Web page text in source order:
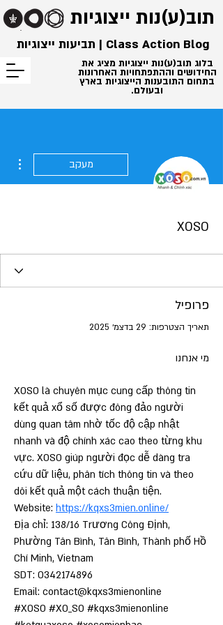
תוב(ע)נות ייצוגיות
בלוג תוב(ע)נות ייצוגיות מציג את
החידושים וההתפתחויות האחרונות
בתחום התובענות הייצוגיות בארץ
ובעולם.
Class Action Blog | תביעות ייצוגיות
מעקב
XOSO
פרופיל
תאריך הצטרפות: 29 בדצמ׳ 2025
מי אנחנו
XOSO là chuyên mục cung cấp thông tin
kết quả xổ số được đông đảo người
dùng quan tâm nhờ tốc độ cập nhật
nhanh và độ chính xác cao theo từng khu
vực. XOSO giúp người đọc dễ dàng tra
cứu dữ liệu, phân tích thông tin và theo
dõi kết quả một cách thuận tiện.
Website: https://kqxs3mien.online/
Địa chỉ: 138/16 Trương Công Định,
Phường Tân Bình, Tân Bình, Thành phố Hồ
Chí Minh, Vietnam
SDT: 0342174896
Email: contact@kqxs3mienonline
#XOSO #XO_SO #kqxs3mienonline